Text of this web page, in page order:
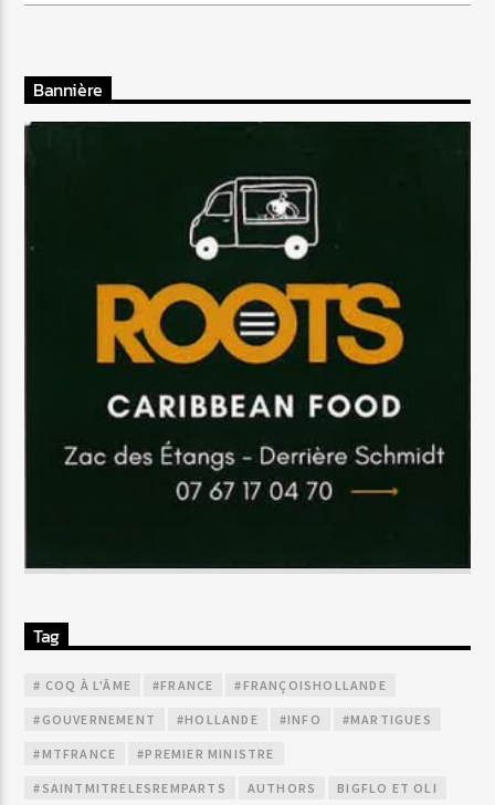
Bannière
Tag
# COQ À L'ÂME #FRANCE #FRANÇOISHOLLANDE
#GOUVERNEMENT #HOLLANDE #INFO #MARTIGUES
#MTFRANCE #PREMIER MINISTRE
#SAINTMITRELESREMPARTS AUTHORS BIGFLO ET OLI